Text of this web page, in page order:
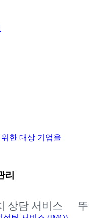
한 대상 기업을
리
서비스 뚜옌